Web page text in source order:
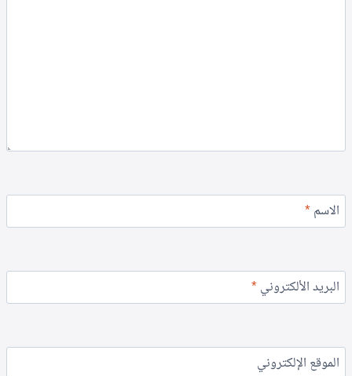
الاسم*
البريد الألكتروني*
الموقع الإلكتروني